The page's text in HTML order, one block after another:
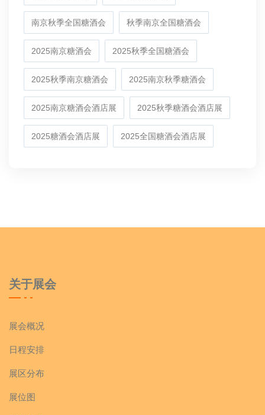
南京秋季全国糖酒会 秋季南京全国糖酒会
2025南京糖酒会 2025秋季全国糖酒会
2025秋季南京糖酒会 2025南京秋季糖酒会
2025南京糖酒会酒店展 2025秋季糖酒会酒店展
2025糖酒会酒店展 2025全国糖酒会酒店展
关于展会
展会概况
日程安排
展区分布
展位图